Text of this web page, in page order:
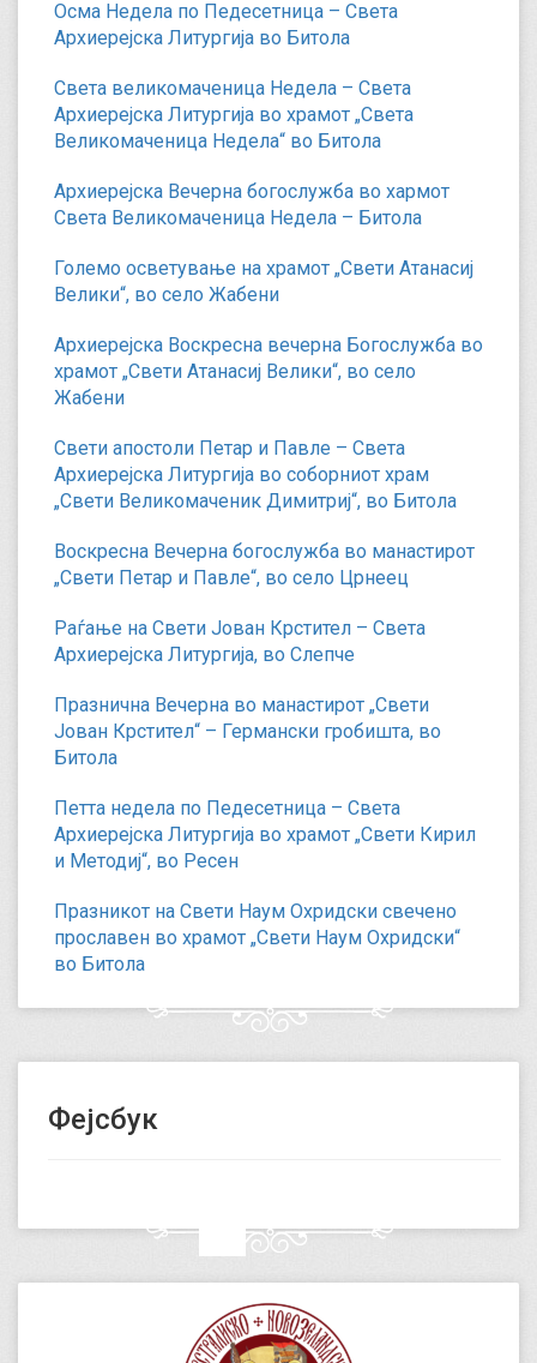
Осма Недела по Педесетница – Света
Архиерејска Литургија во Битола
Света великомаченица Недела – Света
Архиерејска Литургија во храмот „Света
Великомаченица Недела“ во Битола
Архиерејска Вечерна богослужба во хармот
Света Великомаченица Недела – Битола
Големо осветување на храмот „Свети Атанасиј
Велики“, во село Жабени
Архиерејска Воскресна вечерна Богослужба во
храмот „Свети Атанасиј Велики“, во село
Жабени
Свети апостоли Петар и Павле – Света
Архиерејска Литургија во соборниот храм
„Свети Великомаченик Димитриј“, во Битола
Воскресна Вечерна богослужба во манастирот
„Свети Петар и Павле“, во село Црнеец
Раѓање на Свети Јован Крстител – Света
Архиерејска Литургија, во Слепче
Празнична Вечерна во манастирот „Свети
Јован Крстител“ – Германски гробишта, во
Битола
Петта недела по Педесетница – Света
Архиерејска Литургија во храмот „Свети Кирил
и Методиј“, во Ресен
Празникот на Свети Наум Охридски свечено
прославен во храмот „Свети Наум Охридски“
во Битола
Фејсбук